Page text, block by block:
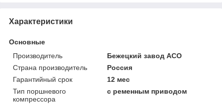
Характеристики
Основные
Производитель
Бежецкий завод АСО
Страна производитель
Россия
Гарантийный срок
12 мес
Тип поршневого
компрессора
с ременным приводом